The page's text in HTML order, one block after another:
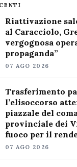
Riattivazione
al Caracciolo,
vergognosa
propaganda”
07 AGO 2026
Trasferimento
l’elisoccorso
piazzale del
provinciale dei
fuoco per il
07 AGO 2026